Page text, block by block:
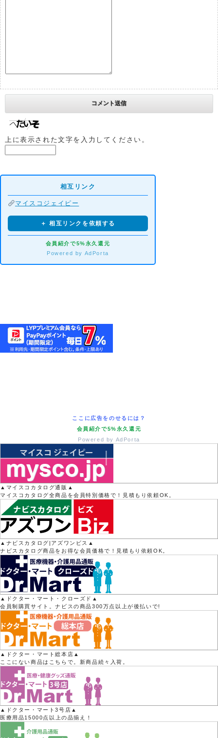
上に表示された文字を入力してください。
相互リンク
マイスコジェイピー
＋ 相互リンクを依頼する
会員紹介で5%永久還元
Powered by AdPorta
ここに広告をのせるには？
会員紹介で5%永久還元
Powered by AdPorta
▲マイスコカタログ通販▲
マイスコカタログ全商品を会員特別価格で！見積もり依頼OK。
▲ナビスカタログ|アズワンビス▲
ナビスカタログ商品をお得な会員価格で！見積もり依頼OK。
▲ドクター・マート・クローズド▲
会員制購買サイト。ナビスの商品300万点以上が後払いで!
▲ドクター・マート総本店▲
ここにない商品はこちらで。新商品続々入荷。
▲ドクター・マート3号店▲
医療用品15000点以上の品揃え！